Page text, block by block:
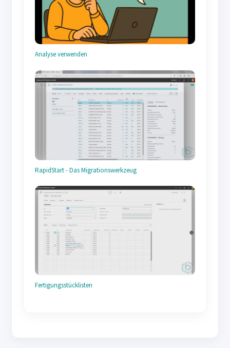
Analyse verwenden
RapidStart - Das Migrationswerkzeug
Fertigungsstücklisten